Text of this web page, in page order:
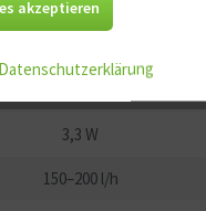
3,3 W
150–200 l/h
akzeptieren
Datenschutzerklärung